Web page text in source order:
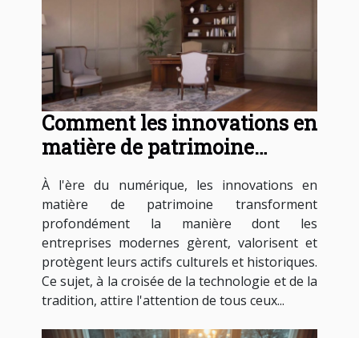
Comment les innovations en
matière de patrimoine
influencent-elles les
entreprises modernes ?
À l'ère du numérique, les innovations en
matière de patrimoine transforment
profondément la manière dont les
entreprises modernes gèrent, valorisent et
protègent leurs actifs culturels et historiques.
Ce sujet, à la croisée de la technologie et de la
tradition, attire l'attention de tous ceux...